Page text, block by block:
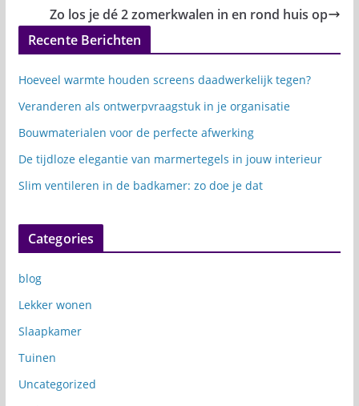
Zo los je dé 2 zomerkwalen in en rond huis op
Recente Berichten
Hoeveel warmte houden screens daadwerkelijk tegen?
Veranderen als ontwerpvraagstuk in je organisatie
Bouwmaterialen voor de perfecte afwerking
De tijdloze elegantie van marmertegels in jouw interieur
Slim ventileren in de badkamer: zo doe je dat
Categories
blog
Lekker wonen
Slaapkamer
Tuinen
Uncategorized